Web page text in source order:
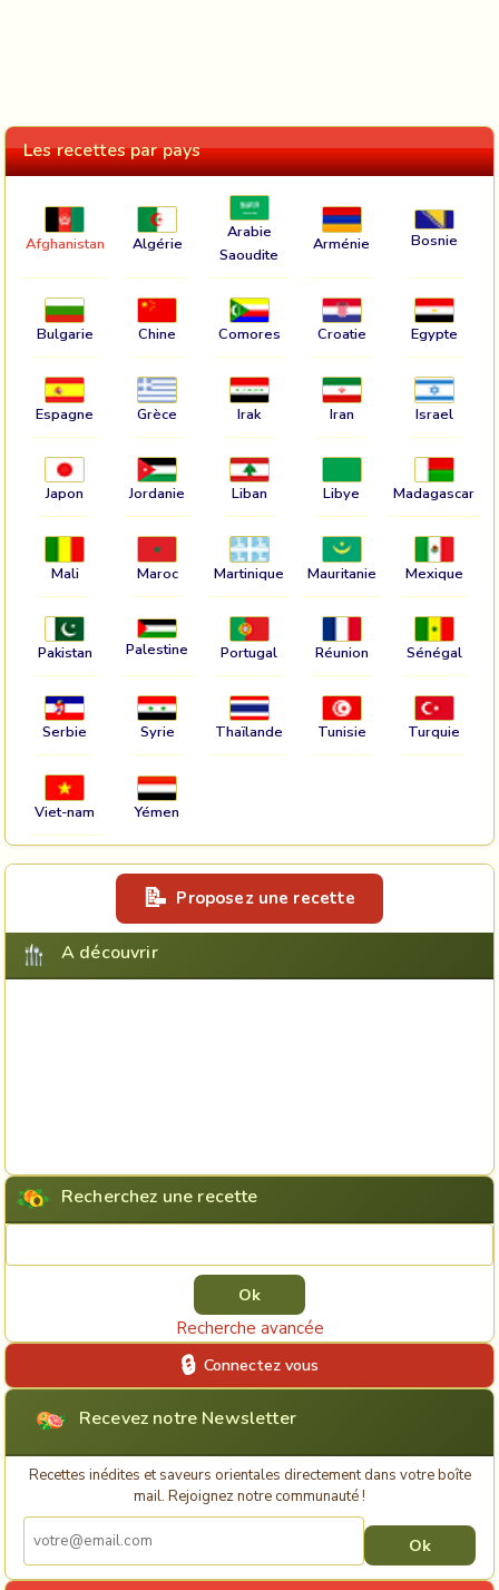
Les recettes par pays
Afghanistan Algérie
Arabie
Saoudite
Arménie Bosnie
Bulgarie Chine Comores Croatie Egypte
Espagne Grèce Irak Iran Israel
Japon Jordanie Liban Libye Madagascar
Mali Maroc Martinique Mauritanie Mexique
Pakistan Palestine Portugal Réunion Sénégal
Serbie Syrie Thaïlande Tunisie Turquie
Viet-nam Yémen
Proposez une recette
A découvrir
Recherchez une recette
Recherche avancée
Connectez vous
Recevez notre Newsletter
Recettes inédites et saveurs orientales directement dans votre boîte
mail. Rejoignez notre communauté !